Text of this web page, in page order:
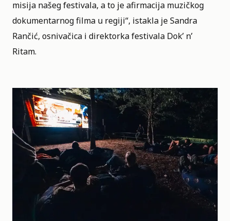
misija našeg festivala, a to je afirmacija muzičkog
dokumentarnog filma u regiji“, istakla je Sandra
Rančić, osnivačica i direktorka festivala Dok’ n’
Ritam.